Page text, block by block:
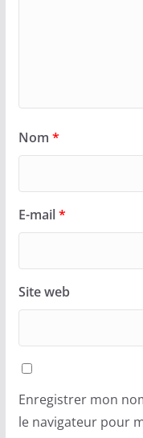
Nom *
E-mail*
Site web
Enregistrer mon
le navigateur pour